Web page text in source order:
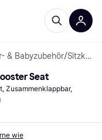
& Babyzubehör/ Sitzkissen
Seat
Zusammenklappbar,
wie